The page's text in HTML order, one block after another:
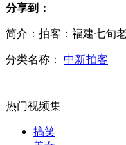
奇怪路段"水往高
男子蹲行滑稽盗窃
分享到：
简介：拍客：福建七旬
分类名称： 中新拍客
热门视频集
搞笑